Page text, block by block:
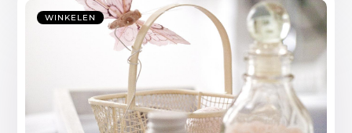
WINKELEN